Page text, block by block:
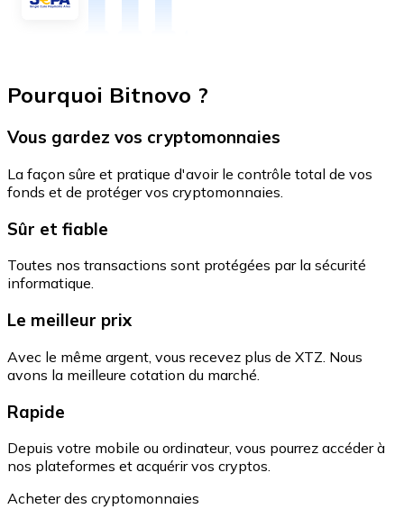
Pourquoi Bitnovo ?
Vous gardez vos cryptomonnaies
La façon sûre et pratique d'avoir le contrôle total de vos
fonds et de protéger vos cryptomonnaies.
Sûr et fiable
Toutes nos transactions sont protégées par la sécurité
informatique.
Le meilleur prix
Avec le même argent, vous recevez plus de XTZ. Nous
avons la meilleure cotation du marché.
Rapide
Depuis votre mobile ou ordinateur, vous pourrez accéder à
nos plateformes et acquérir vos cryptos.
Acheter des cryptomonnaies